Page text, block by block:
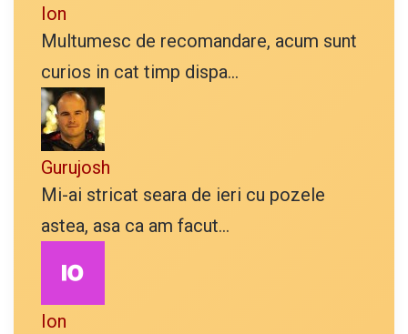
Ion
Multumesc de recomandare, acum sunt
curios in cat timp dispa...
Gurujosh
Mi-ai stricat seara de ieri cu pozele
astea, asa ca am facut...
Ion